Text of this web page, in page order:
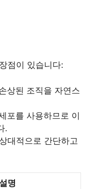
점이 있습니다:
상된 조직을 자연스
포를 사용하므로 이
.
대적으로 간단하고
명